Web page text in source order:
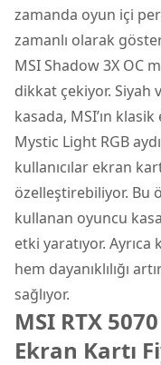
zamanda oyun içi
zamanlı olarak
MSI Shadow 3X OC
dikkat çekiyor.
kasada, MSI’ın
Mystic Light RGB
kullanıcılar ekran
özelleştirebiliyor. Bu
kullanan oyuncu
etki yaratıyor.
hem dayanıklılığı
sağlıyor.
MSI RTX
Ekran Kartı